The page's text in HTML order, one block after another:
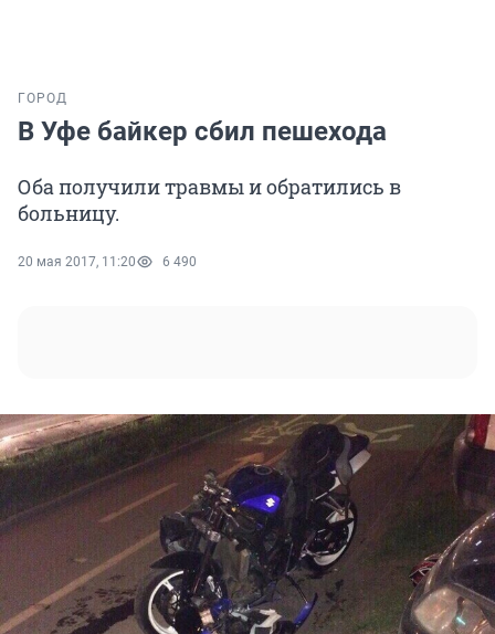
ГОРОД
В Уфе байкер сбил пешехода
Оба получили травмы и обратились в
больницу.
20 мая 2017, 11:20 6 490